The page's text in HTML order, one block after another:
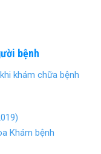
bệnh
khám chữa bệnh
Khám bệnh